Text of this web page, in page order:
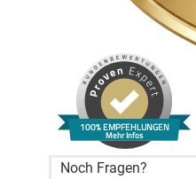
100% EMPFEHLUNGEN
Mehr Infos
Noch Fragen?